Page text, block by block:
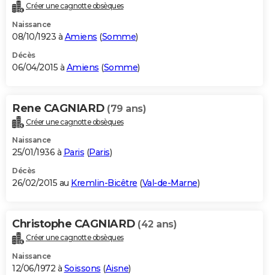
Créer une cagnotte obsèques
Naissance
08/10/1923 à Amiens (Somme)
Décès
06/04/2015 à Amiens (Somme)
Rene CAGNIARD (79 ans)
Créer une cagnotte obsèques
Naissance
25/01/1936 à Paris (Paris)
Décès
26/02/2015 au Kremlin-Bicêtre (Val-de-Marne)
Christophe CAGNIARD (42 ans)
Créer une cagnotte obsèques
Naissance
12/06/1972 à Soissons (Aisne)